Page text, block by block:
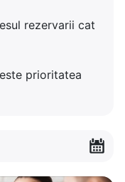
rezervarii cat
prioritatea